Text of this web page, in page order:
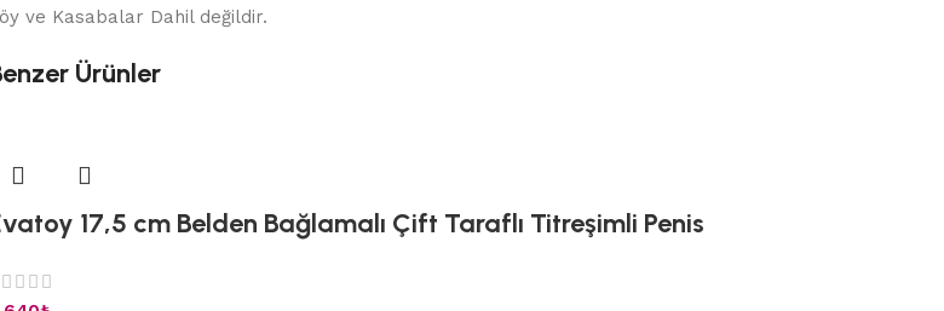
ve Kasabalar Dahil değildir.
Ürünler
17,5 cm Belden Bağlamalı Çift Taraflı Titreşimli Penis